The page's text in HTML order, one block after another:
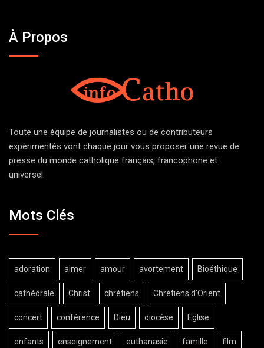
À Propos
Toute une équipe de journalistes ou de contributeurs
expérimentés vont chaque jour vous proposer une revue de
presse du monde catholique français, francophone et
universel.
Mots Clés
adoration aimer amour avortement Bioéthique
cathédrale Christ chrétiens Chrétiens d'Orient
concert conférence Dieu diocèse Eglise
enfants enseignement euthanasie famille film